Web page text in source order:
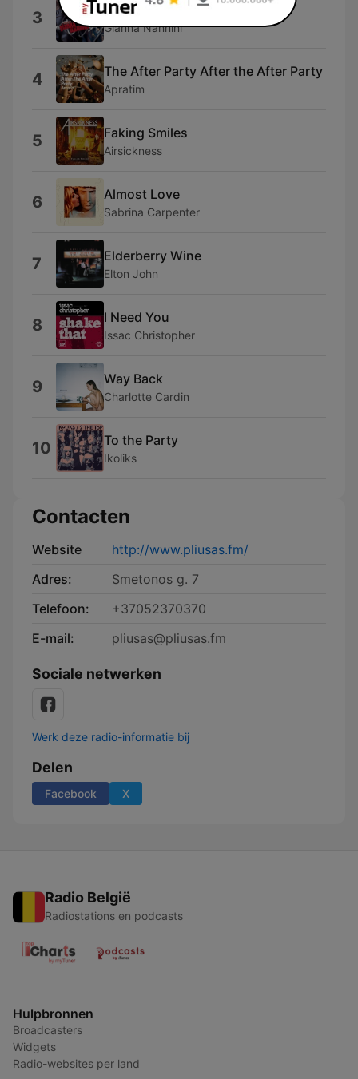
3 America
Gianna Nannini
4 The After Party After the After Party
Apratim
5 Faking Smiles
Airsickness
6 Almost Love
Sabrina Carpenter
7 Elderberry Wine
Elton John
8 I Need You
Issac Christopher
9 Way Back
Charlotte Cardin
10 To the Party
Ikoliks
Contacten
Website
http://www.pliusas.fm/
Adres:
Smetonos g. 7
Telefoon:
+37052370370
E-mail:
pliusas@pliusas.fm
Sociale netwerken
Werk deze radio-informatie bij
Delen
Facebook X
Radio België
Radiostations en podcasts
Hulpbronnen
Broadcasters
Widgets
Radio-websites per land